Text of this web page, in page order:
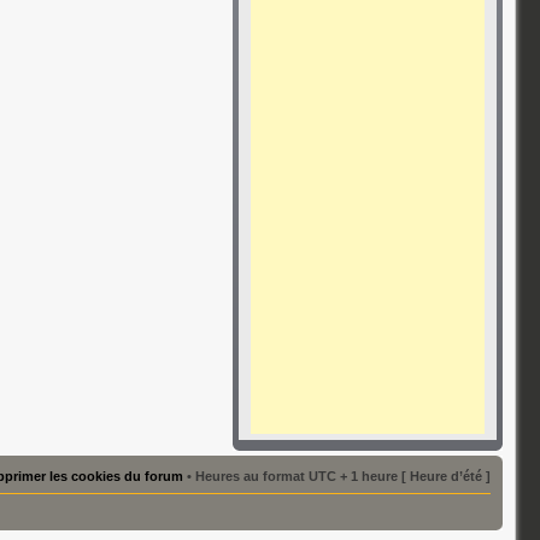
les cookies du forum • Heures au format UTC + 1 heure [ Heure d’été ]